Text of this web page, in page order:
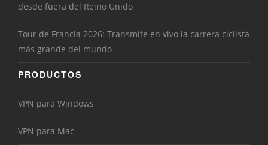
desde fuera del Reino Unido
Tour de Francia 2026: Transmite en vivo la carrera ciclista
más grande del mundo
PRODUCTOS
VPN para Windows
VPN para Mac